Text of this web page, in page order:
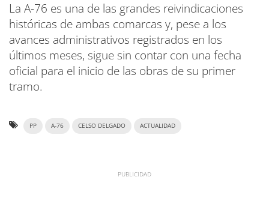
La A-76 es una de las grandes reivindicaciones
históricas de ambas comarcas y, pese a los
avances administrativos registrados en los
últimos meses, sigue sin contar con una fecha
oficial para el inicio de las obras de su primer
tramo.
PP A-76 CELSO DELGADO ACTUALIDAD